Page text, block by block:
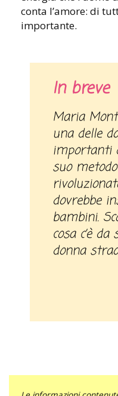
conta l’amore: di
importante.
In breve
Maria Montessori è stata
una delle
importanti
suo
dovrebbe
bambini.
cosa c’è
donna